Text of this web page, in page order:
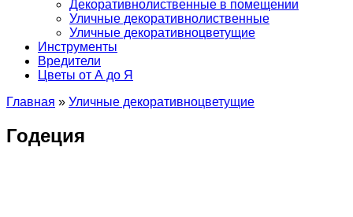
Декоративнолиственные в помещении
Уличные декоративнолиственные
Уличные декоративноцветущие
Инструменты
Вредители
Цветы от А до Я
Главная » Уличные декоративноцветущие
Годеция